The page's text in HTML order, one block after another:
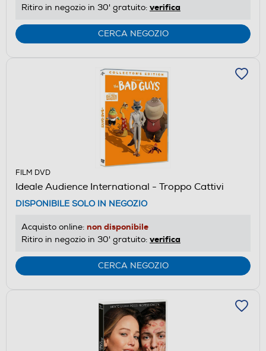
Ritiro in negozio in 30' gratuito: verifica
CERCA NEGOZIO
FILM DVD
Ideale Audience International - Troppo Cattivi
DISPONIBILE SOLO IN NEGOZIO
Acquisto online: non disponibile
Ritiro in negozio in 30' gratuito: verifica
CERCA NEGOZIO